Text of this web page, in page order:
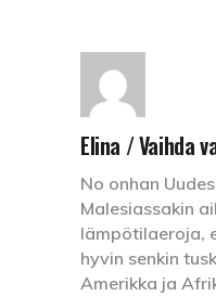
Elina / Vaihda
No onhan
Malesiassakin
lämpötilaeroja,
hyvin senkin
Amerikka ja